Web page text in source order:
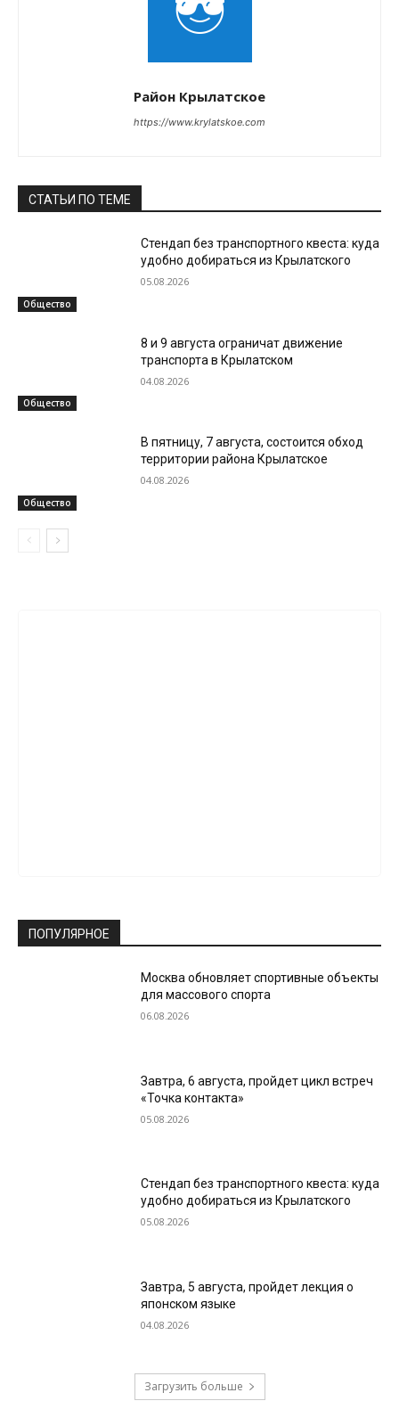
Район Крылатское
https://www.krylatskoe.com
СТАТЬИ ПО ТЕМЕ
Общество
Стендап без транспортного квеста: куда
удобно добираться из Крылатского
05.08.2026
Общество
8 и 9 августа ограничат движение
транспорта в Крылатском
04.08.2026
Общество
В пятницу, 7 августа, состоится обход
территории района Крылатское
04.08.2026
ПОПУЛЯРНОЕ
Москва обновляет спортивные объекты
для массового спорта
06.08.2026
Завтра, 6 августа, пройдет цикл встреч
«Точка контакта»
05.08.2026
Стендап без транспортного квеста: куда
удобно добираться из Крылатского
05.08.2026
Завтра, 5 августа, пройдет лекция о
японском языке
04.08.2026
Загрузить больше